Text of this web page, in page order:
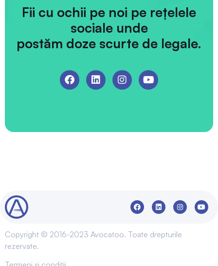
Fii cu ochii pe noi pe rețelele
sociale unde
postăm doze scurte de legale.
Copyright © 2016-2023 Avocatoo. Toate drepturile
rezervate.